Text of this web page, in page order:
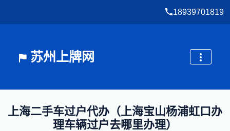
18939701819
苏州上牌网
上海二手车过户代办（上海宝山杨浦虹口办
理车辆过户去哪里办理）